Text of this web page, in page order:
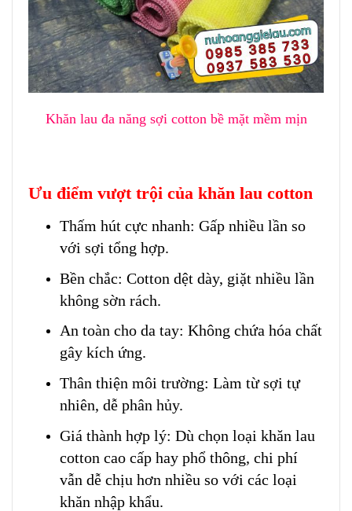
Khăn lau đa năng sợi cotton bề mặt mềm mịn
Ưu điểm vượt trội của khăn lau cotton
Thấm hút cực nhanh: Gấp nhiều lần so
với sợi tổng hợp.
Bền chắc: Cotton dệt dày, giặt nhiều lần
không sờn rách.
An toàn cho da tay: Không chứa hóa chất
gây kích ứng.
Thân thiện môi trường: Làm từ sợi tự
nhiên, dễ phân hủy.
Giá thành hợp lý: Dù chọn loại khăn lau
cotton cao cấp hay phổ thông, chi phí
vẫn dễ chịu hơn nhiều so với các loại
khăn nhập khẩu.